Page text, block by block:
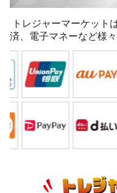
トレジャーマーケット
済、電子マネーなど様